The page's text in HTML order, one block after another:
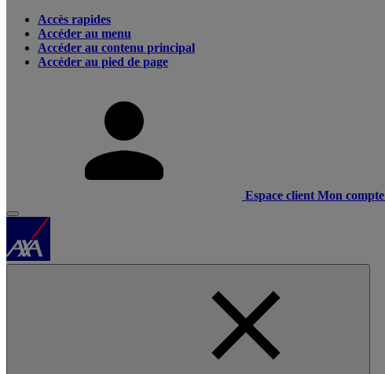
Accès rapides
Accéder au menu
Accéder au contenu principal
Accéder au pied de page
Espace client Mon compte